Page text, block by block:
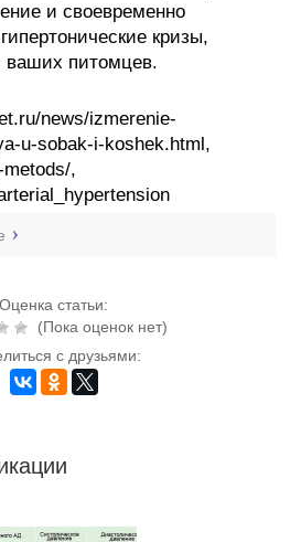
и своевременно
кризы,
ваших питомцев.
news/izmerenie-
u-sobak-i-koshek.html,
,
Оценка статьи:
(Пока оценок нет)
с друзьями: